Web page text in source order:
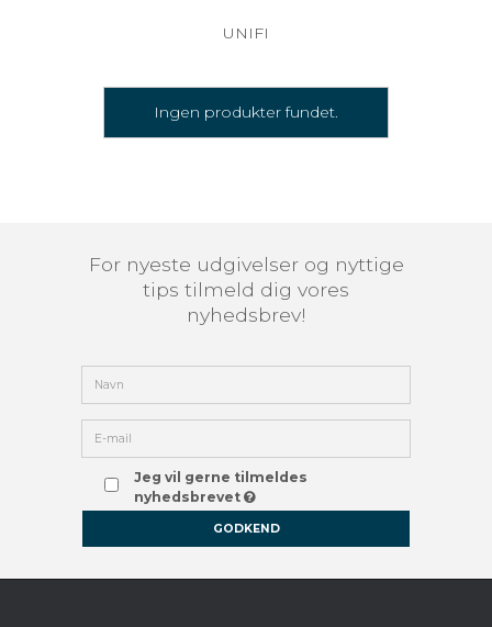
UNIFI
Ingen produkter fundet.
For nyeste udgivelser og nyttige
tips tilmeld dig vores
nyhedsbrev!
Jeg vil gerne tilmeldes
nyhedsbrevet
GODKEND